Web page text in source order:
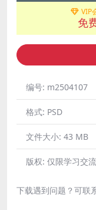
VIP
免
编号: m2504107
格式: PSD
文件大小: 43 MB
版权: 仅限学习交流
下载遇到问题？可联